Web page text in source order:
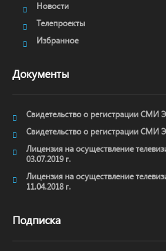
Новости
Телепроекты
Избранное
Документы
Свидетельство о регистрации СМИ
Свидетельство о регистрации СМИ
Лицензия на осуществление
03.07.2019 г.
Лицензия на осуществление
11.04.2018 г.
Подписка